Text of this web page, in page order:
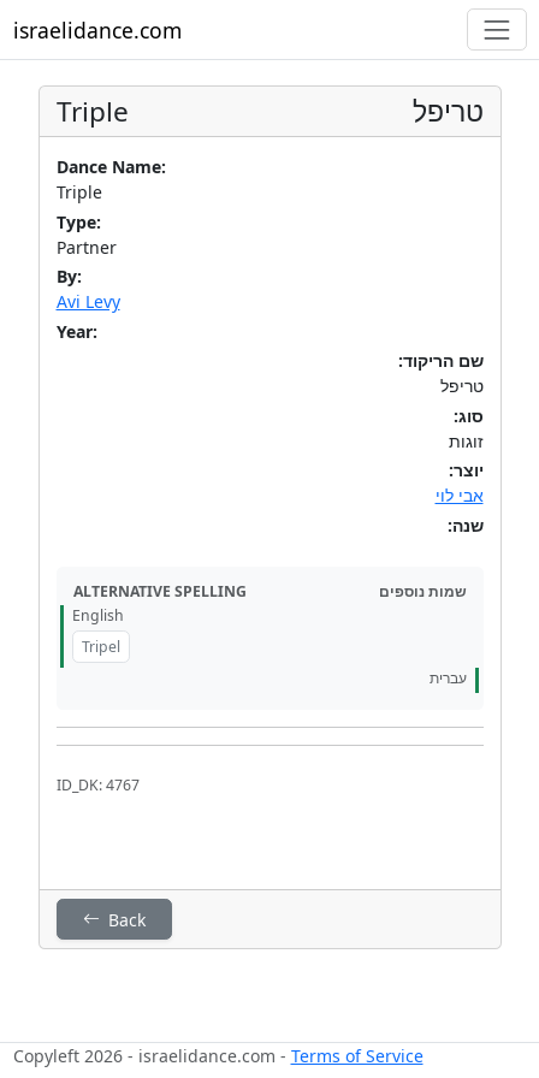
israelidance.com
Triple טריפל
Dance Name:
Triple
Type:
Partner
By:
Avi Levy
Year:
שם הריקוד:
טריפל
סוג:
זוגות
יוצר:
אבי לוי
שנה:
ALTERNATIVE SPELLING
שמות נוספים
English
Tripel
עברית
ID_DK: 4767
Back
Copyleft 2026 - israelidance.com - Terms of Service